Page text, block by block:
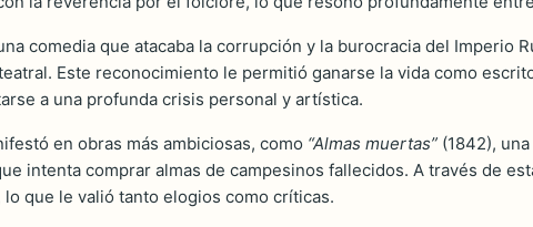
comedia que atacaba la corrupción y la burocracia del Imperio
Este reconocimiento le permitió ganarse la vida como
a una profunda crisis personal y artística.
en obras más ambiciosas, como “Almas muertas” (1842),
intenta comprar almas de campesinos fallecidos. A través de
que le valió tanto elogios como críticas.